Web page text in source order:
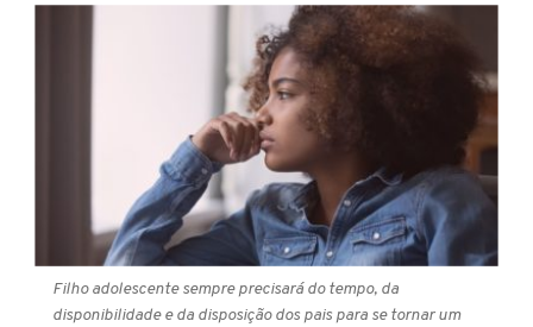
Filho adolescente sempre precisará do tempo, da
disponibilidade e da disposição dos pais para se tornar um